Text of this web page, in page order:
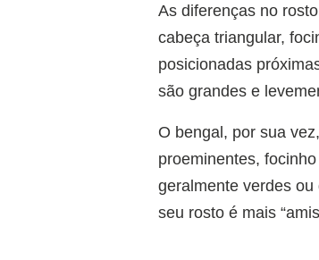
As diferenças no
cabeça triangular,
posicionadas
são grandes e
O bengal, por sua
proeminentes,
geralmente verdes
seu rosto é mais